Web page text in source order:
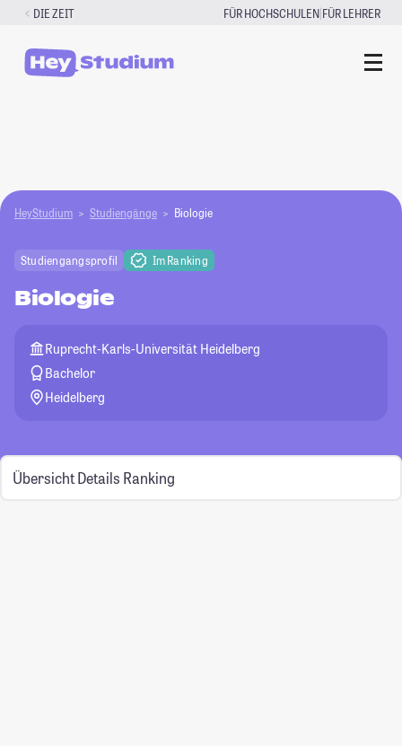
Zum
springen
DIE ZEIT FÜR HOCHSCHULEN|FÜR LEHRER
HeyStudium Studiengänge Biologie
Studiengangsprofil Im Ranking
Biologie
Ruprecht-Karls-Universität Heidelberg
Bachelor
Heidelberg
Übersicht Details Ranking